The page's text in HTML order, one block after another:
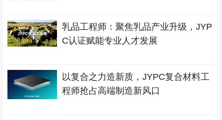
乳品工程师：聚焦乳品产业升级，JYP
C认证赋能专业人才发展
以复合之力造新质，JYPC复合材料工
程师抢占高端制造新风口